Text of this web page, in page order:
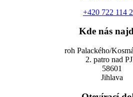
+420 722 114
Kde nás
roh Palackého/
2. patro nad
58601
Jihlava